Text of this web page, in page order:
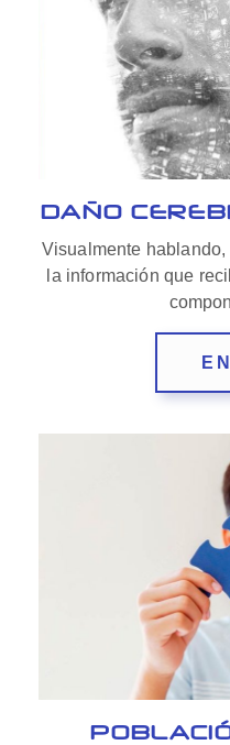
DAÑO
Visualmente
la información que